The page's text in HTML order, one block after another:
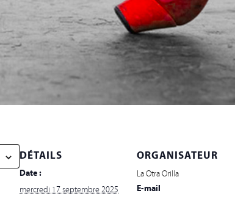
DÉTAILS
Date :
mercredi 17 septembre 2025
ORGANISATEUR
La Otra Orilla
E-mail